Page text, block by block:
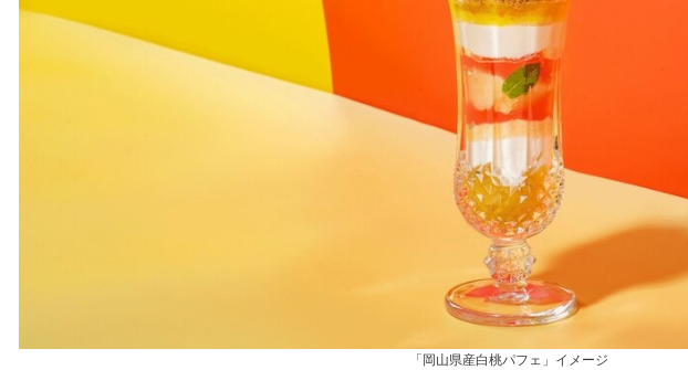
「岡山県産白桃パフェ」イメージ